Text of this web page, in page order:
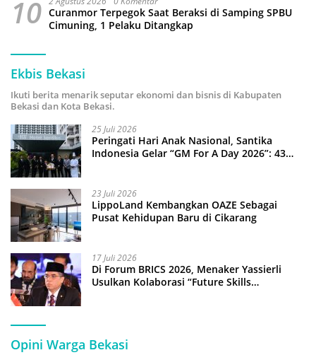
10 Curanmor Terpegok Saat Beraksi di Samping SPBU
Cimuning, 1 Pelaku Ditangkap
Ekbis Bekasi
Ikuti berita menarik seputar ekonomi dan bisnis di Kabupaten
Bekasi dan Kota Bekasi.
25 Juli 2026
Peringati Hari Anak Nasional, Santika
Indonesia Gelar “GM For A Day 2026”: 43
23 Juli 2026
LippoLand Kembangkan OAZE Sebagai
Pusat Kehidupan Baru di Cikarang
17 Juli 2026
Di Forum BRICS 2026, Menaker Yassierli
Usulkan Kolaborasi “Future Skills
Opini Warga Bekasi